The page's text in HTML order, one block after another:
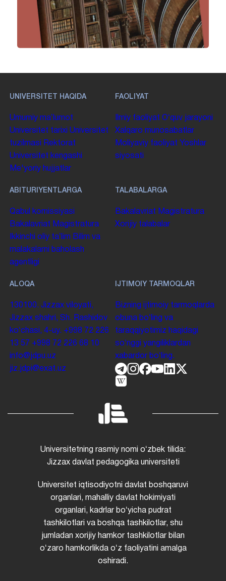
UNIVERSITET HAQIDA
Umumiy maʼlumot
Universitet tarixi Universitet
tuzilmasi
Rektorat
Universitet kengashi
Me'yoriy hujjatlar
FAOLIYAT
Ilmiy faoliyat Oʻquv jarayoni
Xalqaro munosabatlar
Moliyaviy faoliyat Yoshlar
siyosati
ABITURIYENTLARGA
Qabul komissiyasi
Bakalavriat Magistratura
Ikkinchi oliy taʼlim Bilim va
malakalarni baholash
agentligi
TALABALARGA
Bakalavriat Magistratura
Xorijiy talabalar
ALOQA
130100. Jizzax viloyati,
Jizzax shahri, Sh. Rashidov
koʻchasi, 4-uy. +998 72 226
13 57 +998 72 226 68 10
info@jdpu.uz
jiz.jdpi@exat.uz
IJTIMOIY TARMOQLAR
Bizning ijtimoiy tarmoqlarda
obuna boʻling va
taraqqiyotimiz haqidagi
soʻnggi yangiliklardan
xabardor boʻling.
Universitetning rasmiy nomi oʻzbek tilida:
Jizzax davlat pedagogika universiteti
Universitet iqtisodiyotni davlat boshqaruvi
organlari, mahalliy davlat hokimiyati
organlari, kadrlar boʻyicha pudrat
tashkilotlari va boshqa tashkilotlar, shu
jumladan xorijiy hamkor tashkilotlar bilan
oʻzaro hamkorlikda oʻz faoliyatini amalga
oshiradi.